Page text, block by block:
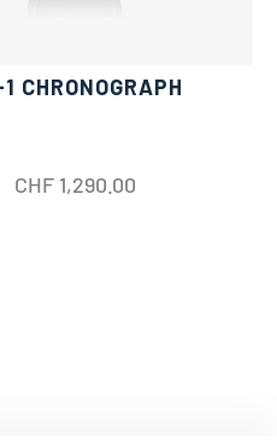
CHRONOGRAPH
CHF1,290.00